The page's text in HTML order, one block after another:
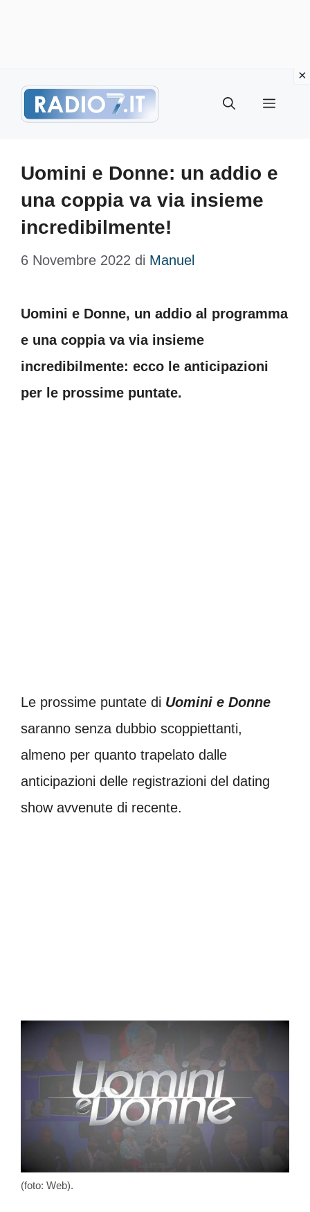
Menu
Uomini e Donne: un addio e
una coppia va via insieme
incredibilmente!
6 Novembre 2022 di Manuel
Uomini e Donne, un addio al programma
e una coppia va via insieme
incredibilmente: ecco le anticipazioni
per le prossime puntate.
Le prossime puntate di Uomini e Donne
saranno senza dubbio scoppiettanti,
almeno per quanto trapelato dalle
anticipazioni delle registrazioni del dating
show avvenute di recente.
(foto: Web).